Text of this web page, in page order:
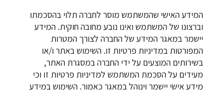
המידע האישי שהמשתמש מוסר לחברה תלוי בהסכמתו
וברצונו של המשתמש ואינו נובע מחובה חוקית. המידע
יישמר במאגר המידע של החברה לצורך המטרות
המפורטות במדיניות פרטיות זו. השימוש באתר ו/או
בשירותים המוצעים על ידי החברה במסגרת האתר,
מעידים על הסכמת המשתמש למדיניות פרטיות זו וכי
מידע אישי יישמר וינוהל במאגר כאמור. השימוש במידע